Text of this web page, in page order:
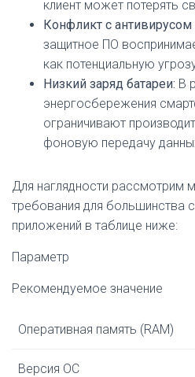
клиент может потерять
Конфликт с антивирусом
защитное ПО
как потенциальную
Низкий заряд батареи: В
энергосбережения
ограничивают
фоновую передачу
Для наглядности рассмотрим
требования для большинства
приложений в таблице ниже:
Параметр
Рекомендуемое значение
Оперативная память (RAM)
Версия ОС